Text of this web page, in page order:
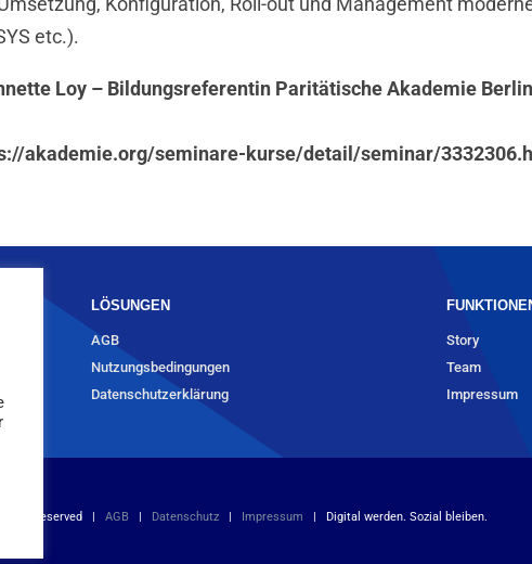
etc.).
Loy – Bildungsreferentin Paritätische Akademie Berlin
akademie.org/seminare-kurse/detail/seminar/
LÖSUNGEN
AGB
Nutzungsbedingungen
Datenschutzerklärung
Story
Team
Impressum
Reserved | AGB | Datenschutz | Impressum | Digital werden. Sozial bleiben.